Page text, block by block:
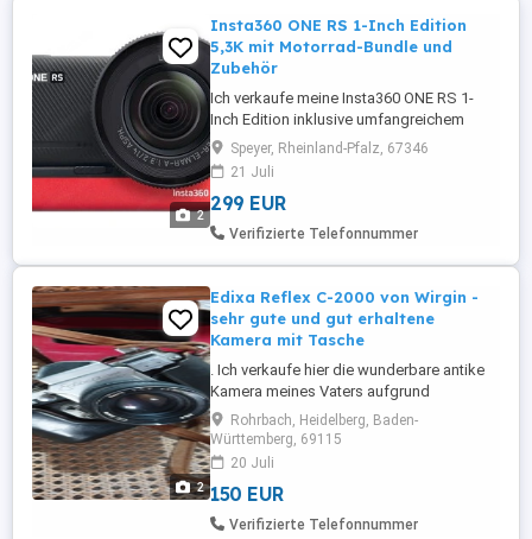
2
Insta360 ONE RS 1-Inch Edition
5,3K mit Motorrad-Bundle und
Zubehör
Ich verkaufe meine Insta360 ONE RS 1-
Inch Edition inklusive umfangreichem
Motorrad-Bundle und weiterem Zubehör.
Die Kamera eignet sich ideal für
hochwertige Action-, Reise-, Motorrad-
und Outdoor-Aufnahmen. Durch den
großen 1-Zoll-Sensor liefert sie
Bildqualität ...
Speyer, Rheinland-Pfalz, 67346
21 Juli
299 EUR
Verifizierte Telefonnummer
2
Edixa Reflex C-2000 von Wirgin -
sehr gute und gut erhaltene
Kamera mit Tasche
. Ich verkaufe hier die wunderbare antike
Kamera meines Vaters aufgrund
Haushaltsauflösung. Die Edixa Reflex C-
2000 von Wirgin (Westdeutschland) ist
eine erstklassige analoge SLR- Kamera
einer schönen Ledertasche (Lederetui).
Auf ihm steht: f = 50mm 1:1.7 49 ...
Rohrbach, Heidelberg, Baden-
Württemberg, 69115
20 Juli
150 EUR
Verifizierte Telefonnummer